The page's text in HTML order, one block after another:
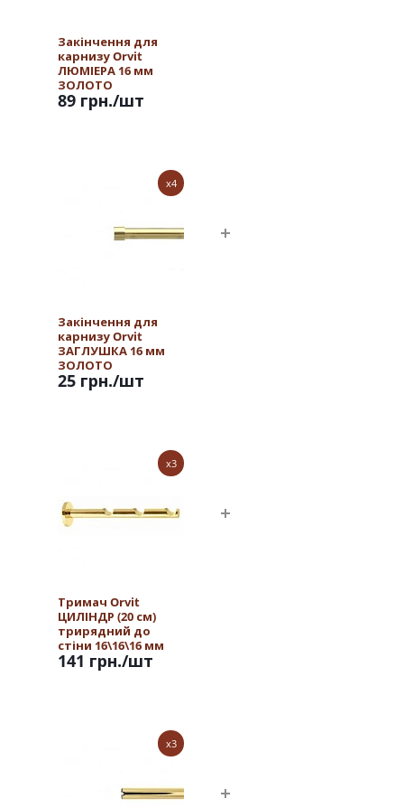
Закінчення для
карнизу Orvit
ЛЮМІЕРА 16 мм
ЗОЛОТО
89 грн./шт
x4
Закінчення для
карнизу Orvit
ЗАГЛУШКА 16 мм
ЗОЛОТО
25 грн./шт
x3
Тримач Orvit
ЦИЛІНДР (20 см)
трирядний до
стіни 16\16\16 мм
ЗОЛОТО
141 грн./шт
x3